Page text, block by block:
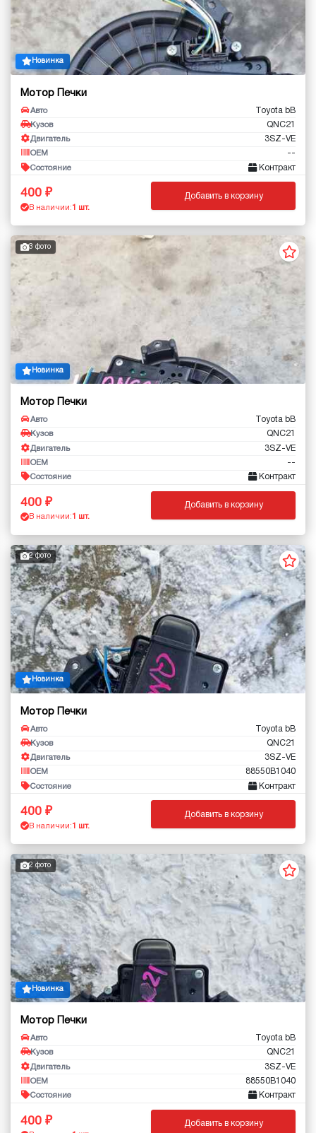
Новинка
Мотор Печки
Авто Toyota bB
Кузов QNC21
Двигатель 3SZ-VE
OEM --
Состояние Контракт
400
В наличии: 1 шт.
Добавить в корзину
3 фото
Новинка
Мотор Печки
Авто Toyota bB
Кузов QNC21
Двигатель 3SZ-VE
OEM --
Состояние Контракт
400
В наличии: 1 шт.
Добавить в корзину
2 фото
Новинка
Мотор Печки
Авто Toyota bB
Кузов QNC21
Двигатель 3SZ-VE
OEM 88550B1040
Состояние Контракт
400
В наличии: 1 шт.
Добавить в корзину
2 фото
Новинка
Мотор Печки
Авто Toyota bB
Кузов QNC21
Двигатель 3SZ-VE
OEM 88550B1040
Состояние Контракт
400 Добавить в корзину